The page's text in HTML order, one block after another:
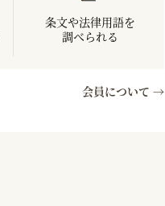
条文や法律用語を
調べられる
会員について →